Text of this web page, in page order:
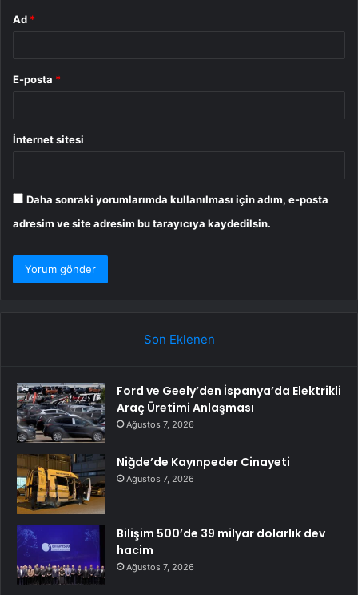
Ad *
E-posta *
İnternet sitesi
Daha sonraki yorumlarımda kullanılması için adım, e-posta
adresim ve site adresim bu tarayıcıya kaydedilsin.
Son Eklenen
Ford ve Geely’den İspanya’da Elektrikli
Araç Üretimi Anlaşması
Ağustos 7, 2026
Niğde’de Kayınpeder Cinayeti
Ağustos 7, 2026
Bilişim 500’de 39 milyar dolarlık dev
hacim
Ağustos 7, 2026